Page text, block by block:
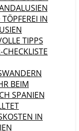
IN
TIPPS
BEIM
SPANIEN
IN